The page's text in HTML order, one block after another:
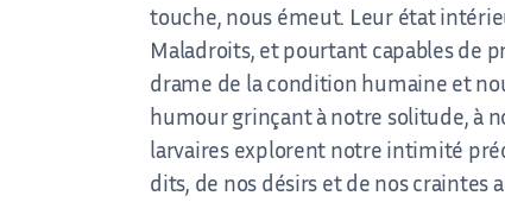
touche, nous émeut. Leur état
Maladroits, et pourtant capables de
drame de la condition humaine et
humour grinçant à notre solitude, à
larvaires explorent notre intimité
dits, de nos désirs et de nos craintes